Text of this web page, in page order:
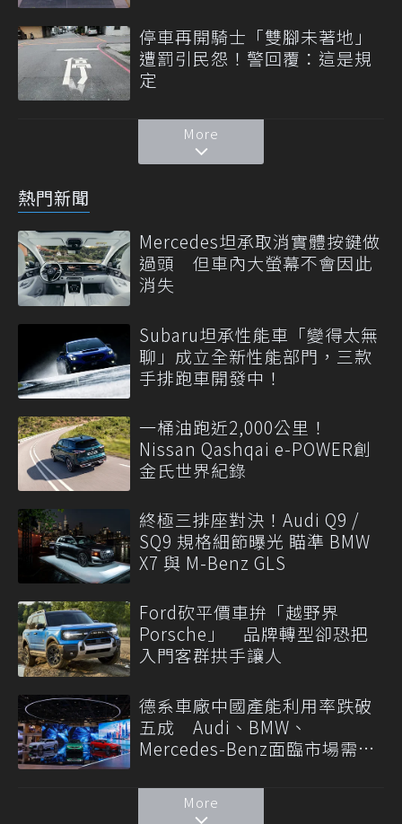
停車再開騎士「雙腳未著地」
遭罰引民怨！警回覆：這是規
定
More
熱門新聞
Mercedes坦承取消實體按鍵做
過頭 但車內大螢幕不會因此
消失
Subaru坦承性能車「變得太無
聊」成立全新性能部門，三款
手排跑車開發中！
一桶油跑近2,000公里！
Nissan Qashqai e-POWER創
金氏世界紀錄
終極三排座對決！Audi Q9 /
SQ9 規格細節曝光 瞄準 BMW
X7 與 M-Benz GLS
Ford砍平價車拚「越野界
Porsche」 品牌轉型卻恐把
入門客群拱手讓人
德系車廠中國產能利用率跌破
五成 Audi、BMW、
Mercedes-Benz面臨市場需求
More